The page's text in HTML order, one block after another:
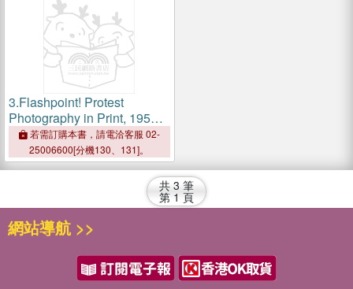
3.Flashpoint! Protest
Photography in Print, 1950-
Present
若需訂購本書，請電洽客服 02-
25006600[分機130、131]。
共 3 筆
第 1 頁
網站導航 >>